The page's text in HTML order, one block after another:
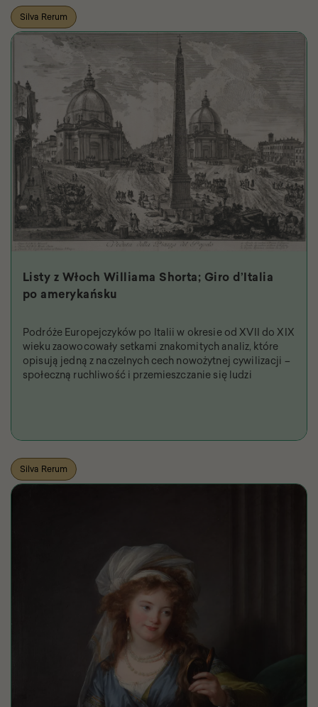
Silva Rerum
Listy z Włoch Williama Shorta; Giro d’Italia
po amerykańsku
Podróże Europejczyków po Italii w okresie od XVII do XIX
wieku zaowocowały setkami znakomitych analiz, które
opisują jedną z naczelnych cech nowożytnej cywilizacji –
społeczną ruchliwość i przemieszczanie się ludzi
Silva Rerum